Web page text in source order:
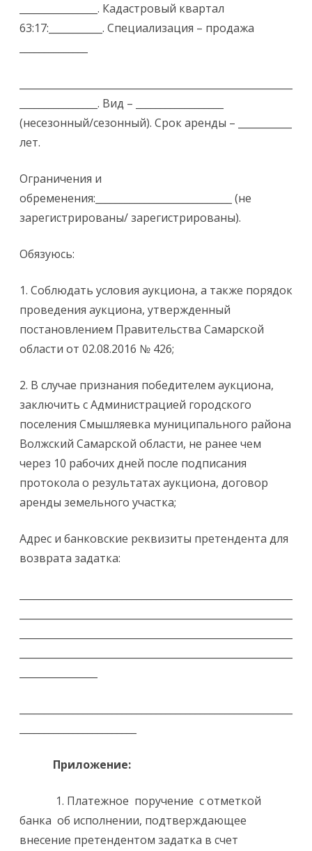
________________. Кадастровый квартал
63:17:___________. Специализация – продажа
________________. Вид – __________________
(несезонный/сезонный). Срок аренды – ___________
лет.
Ограничения и
обременения:____________________________ (не
зарегистрированы/ зарегистрированы).
Обязуюсь:
1. Соблюдать условия аукциона, а также порядок
проведения аукциона, утвержденный
постановлением Правительства Самарской
области от 02.08.2016 № 426;
2. В случае признания победителем аукциона,
заключить с Администрацией городского
поселения Смышляевка муниципального района
Волжский Самарской области, не ранее чем
через 10 рабочих дней после подписания
протокола о результатах аукциона, договор
аренды земельного участка;
Адрес и банковские реквизиты претендента для
возврата задатка:
Приложение:
1. Платежное поручение с отметкой
банка об исполнении, подтверждающее
внесение претендентом задатка в счет